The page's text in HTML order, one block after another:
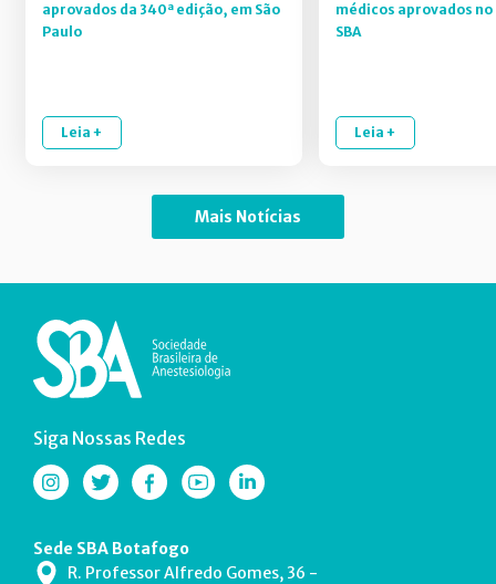
aprovados da 340ª edição, em São
Paulo
Leia +
médicos aprovados
SBA
Leia +
Mais Notícias
Siga Nossas Redes
Sede SBA Botafogo
R. Professor Alfredo Gomes, 36 -